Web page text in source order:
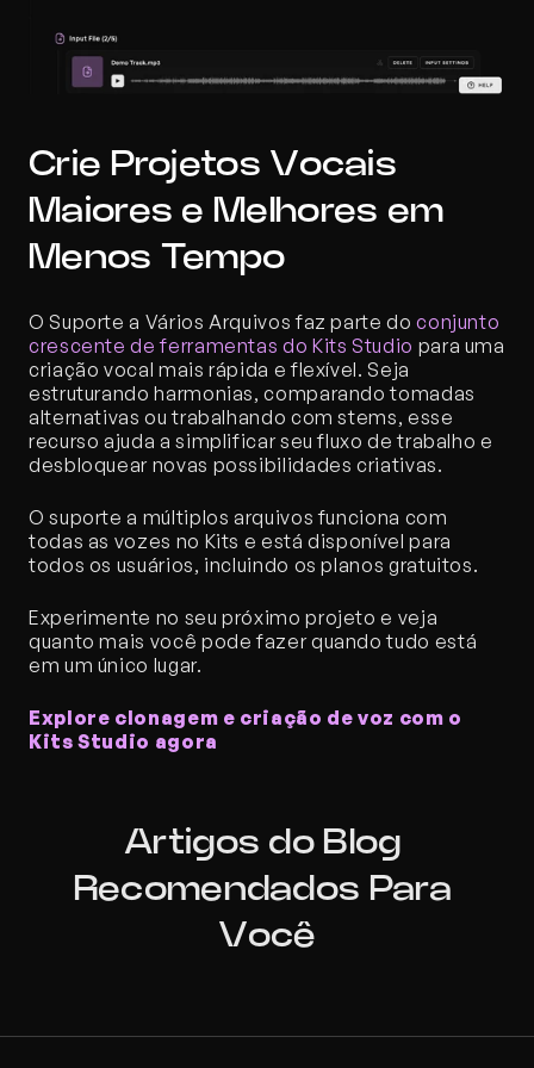
Crie Projetos Vocais
Maiores e Melhores em
Menos Tempo
O Suporte a Vários Arquivos faz parte do conjunto
crescente de ferramentas do Kits Studio para uma
criação vocal mais rápida e flexível. Seja
estruturando harmonias, comparando tomadas
alternativas ou trabalhando com stems, esse
recurso ajuda a simplificar seu fluxo de trabalho e
desbloquear novas possibilidades criativas.
O suporte a múltiplos arquivos funciona com
todas as vozes no Kits e está disponível para
todos os usuários, incluindo os planos gratuitos.
Experimente no seu próximo projeto e veja
quanto mais você pode fazer quando tudo está
em um único lugar.
Explore clonagem e criação de voz com o
Kits Studio agora
Artigos do Blog
Recomendados Para
Você